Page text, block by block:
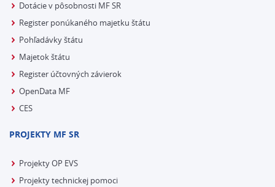
Dotácie v pôsobnosti MF SR
Register ponúkaného majetku štátu
Pohľadávky štátu
Majetok štátu
Register účtovných závierok
OpenData MF
CES
PROJEKTY MF SR
Projekty OP EVS
Projekty technickej pomoci